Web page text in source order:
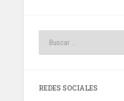
REDES SOCIALES